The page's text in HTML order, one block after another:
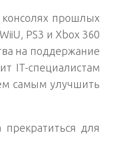
прошлых
PS3 и Xbox 360
на поддержание
IT-специалистам
самым улучшить
для